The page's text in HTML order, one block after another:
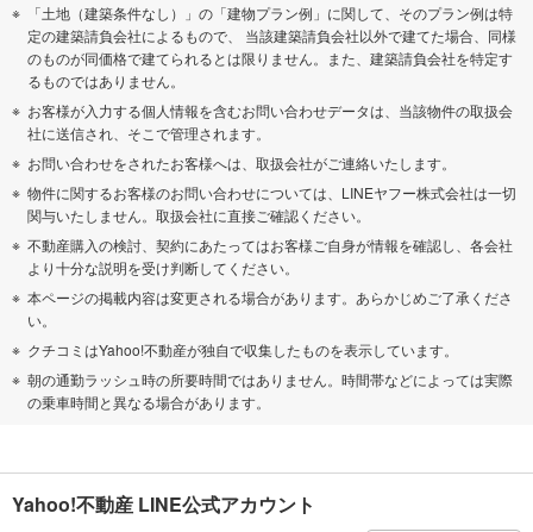
「土地（建築条件なし）」の「建物プラン例」に関して、そのプラン例は特
定の建築請負会社によるもので、 当該建築請負会社以外で建てた場合、同様
のものが同価格で建てられるとは限りません。また、建築請負会社を特定す
るものではありません。
お客様が入力する個人情報を含むお問い合わせデータは、当該物件の取扱会
社に送信され、そこで管理されます。
お問い合わせをされたお客様へは、取扱会社がご連絡いたします。
物件に関するお客様のお問い合わせについては、LINEヤフー株式会社は一切
関与いたしません。取扱会社に直接ご確認ください。
不動産購入の検討、契約にあたってはお客様ご自身が情報を確認し、各会社
より十分な説明を受け判断してください。
本ページの掲載内容は変更される場合があります。あらかじめご了承くださ
い。
クチコミはYahoo!不動産が独自で収集したものを表示しています。
朝の通勤ラッシュ時の所要時間ではありません。時間帯などによっては実際
の乗車時間と異なる場合があります。
Yahoo!不動産 LINE公式アカウント